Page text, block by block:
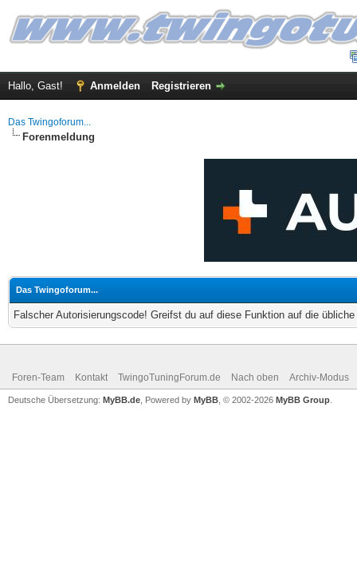
Hallo, Gast! Anmelden Registrieren
Das Twingoforum...
Forenmeldung
Das Twingoforum...
Falscher Autorisierungscode! Greifst du auf diese Funktion auf die
Foren-Team Kontakt TwingoTuningForum.de Nach oben Archiv-Modus
Deutsche Übersetzung: MyBB.de , Powered by MyBB , © 2002-2026 MyBB Group